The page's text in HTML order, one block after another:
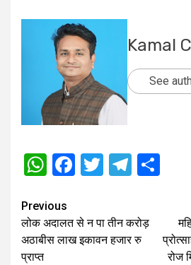
Kamal
See
WhatsApp
Facebook
Twitter
Post
navigation
Previous
लोक अदालत से न पा तीन करोड़
अठाबीस लाख इकावन हजार रु
प्राप्त
रोज